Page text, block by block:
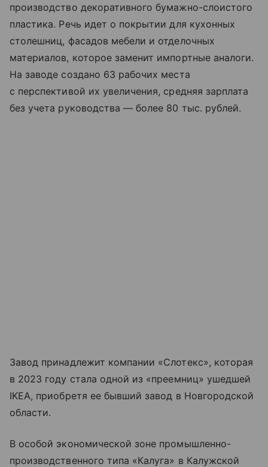
производство декоративного бумажно-слоистого
пластика. Речь идет о покрытии для кухонных
столешниц, фасадов мебели и отделочных
материалов, которое заменит импортные аналоги.
На заводе создано 63 рабочих места
с перспективой их увеличения, средняя зарплата
без учета руководства — более 80 тыс. рублей.
Завод принадлежит компании «Слотекс», которая
в 2023 году стала одной из «преемниц» ушедшей
IKEA, приобретя ее бывший завод в Новгородской
области.
В особой экономической зоне промышленно-
производственного типа «Калуга» в Калужской